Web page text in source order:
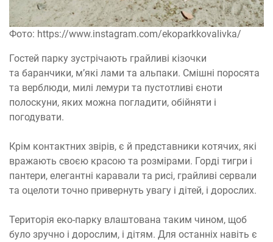
Фото: https://www.instagram.com/ekoparkkovalivka/
Гостей парку зустрічають грайливі кізочки
та баранчики, м’які лами та альпаки. Смішні поросята
та верблюди, милі лемури та пустотливі єноти
полоскуни, яких можна погладити, обійняти і
погодувати.
Крім контактних звірів, є й представники котячих, які
вражають своєю красою та розмірами. Горді тигри і
пантери, елегантні каравали та рисі, грайливі сервали
та оцелоти точно привернуть увагу і дітей, і дорослих.
Територія еко-парку влаштована таким чином, щоб
було зручно і дорослим, і дітям. Для останніх навіть є